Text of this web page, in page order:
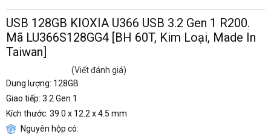
USB 128GB KIOXIA U366 USB 3.2 Gen 1 R200.
Mã LU366S128GG4 [BH 60T, Kim Loại, Made In
Taiwan]
(Viết đánh giá)
Dung lượng: 128GB
Giao tiếp: 3.2 Gen 1
Kích thước: 39.0 x 12.2 x 4.5 mm
Nguyên hộp có: